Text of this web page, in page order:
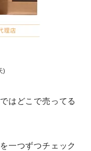
)
ではどこで売ってる
一つずつチェック